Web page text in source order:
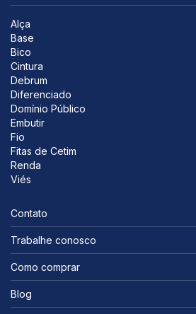
Alça
Base
Bico
Cintura
Debrum
Diferenciado
Domínio Público
Embutir
Fio
Fitas de Cetim
Renda
Viés
Contato
Trabalhe conosco
Como comprar
Blog